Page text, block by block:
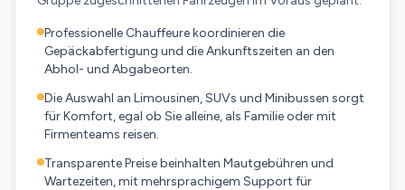
Professionelle Chauffeure koordinieren die
Gepäckabfertigung und die Ankunftszeiten an den
Abhol- und Abgabeorten.
Die Auswahl an Limousinen, SUVs und Minibussen sorgt
für Komfort, egal ob Sie alleine, als Familie oder mit
Firmenteams reisen.
Transparente Preise beinhalten Mautgebühren und
Wartezeiten, mit mehrsprachigem Support für